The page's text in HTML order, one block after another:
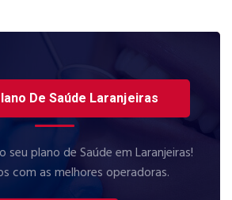
De Saúde Laranjeiras
seu plano de Saúde em Laranjeiras!
com as melhores operadoras.